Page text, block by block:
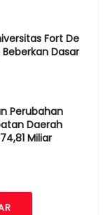
Fort De
Dasar
Perubahan
Daerah
Miliar